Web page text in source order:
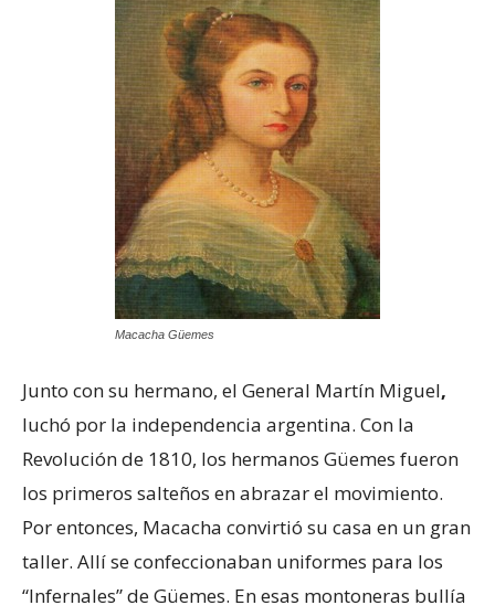
Macacha Güemes
Junto con su hermano, el General Martín Miguel,
luchó por la independencia argentina. Con la
Revolución de 1810, los hermanos Güemes fueron
los primeros salteños en abrazar el movimiento.
Por entonces, Macacha convirtió su casa en un gran
taller. Allí se confeccionaban uniformes para los
“Infernales” de Güemes. En esas montoneras bullía